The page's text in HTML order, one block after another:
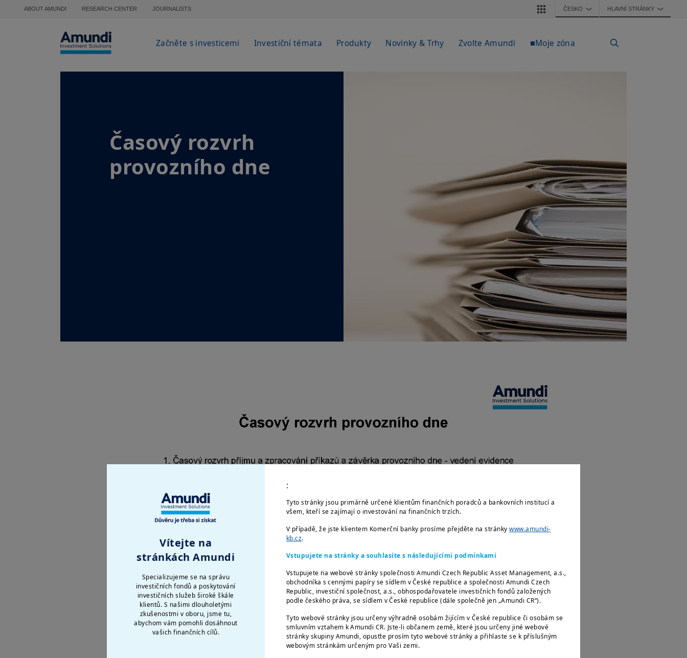
Přejít k hlavnímu obsahu
ABOUT AMUNDI RESEARCH CENTER JOURNALISTS ČESKO ❯ HLAVNÍ STRÁNKY ❯
Začněte s investicemi Investiční témata Produkty Novinky & Trhy Zvolte Amundi ■Moje zóna
Vítejte na
stránkách Amundi
Specializujeme se na správu
investičních fondů a poskytování
investičních služeb široké škále
klientů. S našimi dlouholetými
zkušenostmi v oboru, jsme tu,
abychom vám pomohli dosáhnout
vašich finančních cílů.
:
Tyto stránky jsou primárně určené klientům finančních poradců a bankovních institucí a
všem, kteří se zajímají o investování na finančních trzích.
V případě, že jste klientem Komerční banky prosíme přejděte na stránkywww.amundi-
kb.cz.
Vstupujete na stránky a souhlasíte s následujícími podmínkami
Vstupujete na webové stránky společnosti Amundi Czech Republic Asset Management, a.s.,
obchodníka s cennými papíry se sídlem v České republice a společnosti Amundi Czech
Republic, investiční společnost, a.s., obhospodařovatele investičních fondů založených
podle českého práva, se sídlem v České republice (dále společně jen „Amundi CR“).
Tyto webové stránky jsou určeny výhradně osobám žijícím v České republice či osobám se
smluvním vztahem k Amundi CR. Jste-li občanem země, které jsou určeny jiné webové
stránky skupiny Amundi, opusťte prosím tyto webové stránky a přihlaste se k příslušným
webovým stránkám určeným pro Vaši zemi.
Časový rozvrh
provozního dne